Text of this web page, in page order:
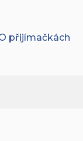
přijímačkách